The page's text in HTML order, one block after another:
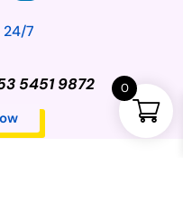
24/7
5451 9872 0